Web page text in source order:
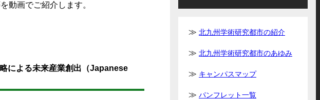
動画でご紹介します。
による未来産業創出（Japanese
北九州学術研究都市の紹介
北九州学術研究都市のあゆみ
キャンパスマップ
パンフレット一覧